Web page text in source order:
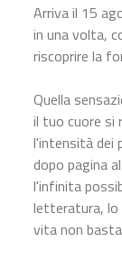
Arriva il 15
in una volta,
riscoprire la
Quella
il tuo cuore si
l'intensità dei
dopo pagina
l'infinita
letteratura, lo
vita non